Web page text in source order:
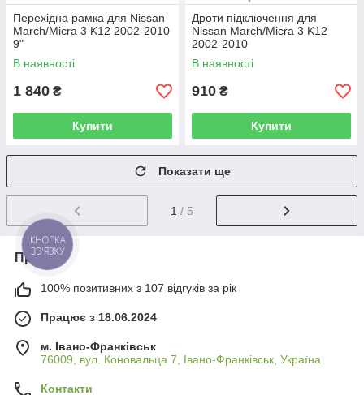
Перехідна рамка для Nissan
March/Micra 3 K12 2002-2010
9"
В наявності
1 840 ₴
Купити
Дроти підключення для
Nissan March/Micra 3 K12
2002-2010
В наявності
910 ₴
Купити
Показати ще
1 / 5
Про нас
100% позитивних з 107 відгуків за рік
Працює з 18.06.2024
м. Івано-Франківськ
76009, вул. Коновальца 7, Івано-Франківськ, Україна
Контакти
КНОПКА
ЗВ'ЯЗКУ